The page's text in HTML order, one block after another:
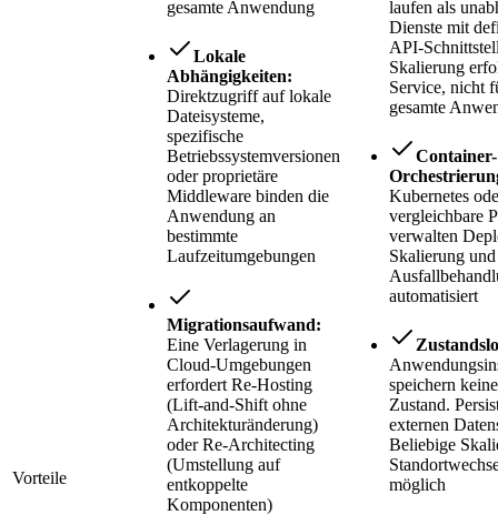
Vorteile
gesamte Anwendung
Lokale
Abhängigkeiten:
Direktzugriff auf lokale
Dateisysteme,
spezifische
Betriebssystemversionen
oder proprietäre
Middleware binden die
Anwendung an
bestimmte
Laufzeitumgebungen
Migrationsaufwand:
Eine Verlagerung in
Cloud-Umgebungen
erfordert Re-Hosting
(Lift-and-Shift ohne
Architekturänderung)
oder Re-Architecting
(Umstellung auf
entkoppelte
Komponenten)
laufen als
Dienste mit
API-
Skalierung
Service, nicht
gesamte
Container-
Kubernetes
vergleichbare
verwalten
Skalierung und
automatisiert
speichern
Zustand.
externen
Beliebige
möglich